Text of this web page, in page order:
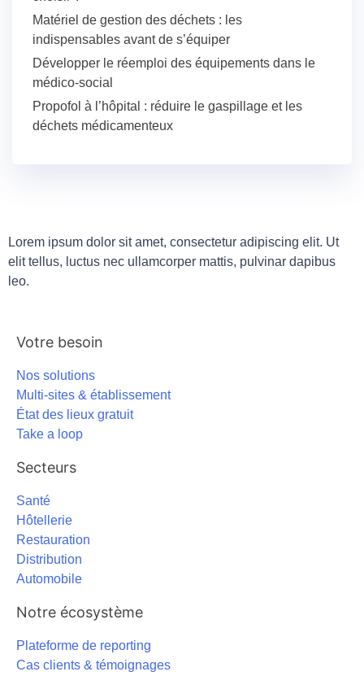
Matériel de gestion des déchets : les
indispensables avant de s’équiper
Développer le réemploi des équipements dans le
médico-social
Propofol à l’hôpital : réduire le gaspillage et les
déchets médicamenteux
Lorem ipsum dolor sit amet, consectetur adipiscing elit. Ut
elit tellus, luctus nec ullamcorper mattis, pulvinar dapibus
leo.
Votre besoin
Nos solutions
Multi-sites & établissement
État des lieux gratuit
Take a loop
Secteurs
Santé
Hôtellerie
Restauration
Distribution
Automobile
Notre écosystème
Plateforme de reporting
Cas clients & témoignages